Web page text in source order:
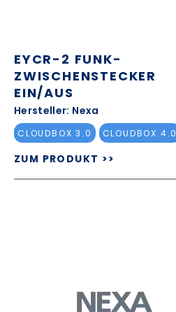
EYCR-2 FUNK-
ZWISCHENSTECKER
EIN/AUS
Hersteller: Nexa
CLOUDBOX 3.0 CLOUDBOX 4.0
ZUM PRODUKT >>